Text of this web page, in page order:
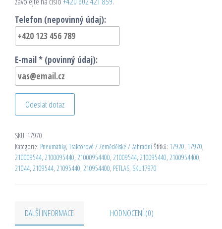
Telefon (nepovinný údaj):
E-mail * (povinný údaj):
Odeslat dotaz
SKU: 17970
Kategorie: Pneumatiky, Traktorové / Zemědělské / ZahradníŠtítků: 17920, 17970,
210009544, 2100095440, 21000954400, 21009544, 210095440, 2100954400,
21044, 2109544, 21095440, 210954400, PETLAS, SKU17970
DALŠÍ INFORMACE HODNOCENÍ (0)